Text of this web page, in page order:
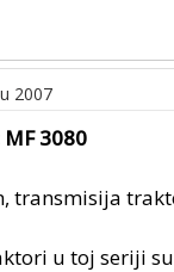
2007
MF 3080
transmisija
u toj seriji